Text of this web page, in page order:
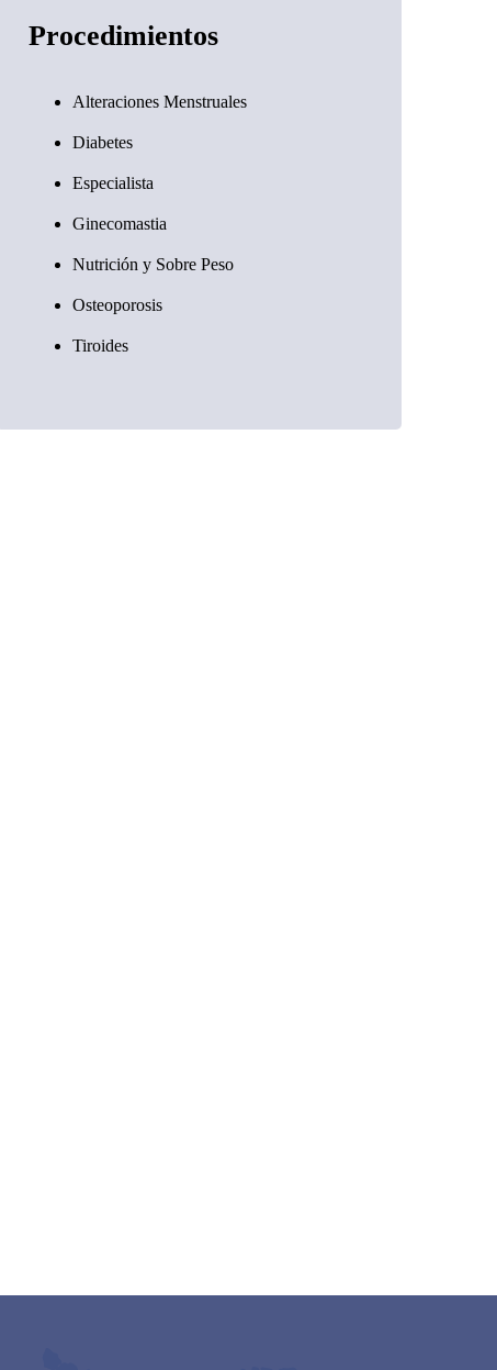
Procedimientos
Alteraciones Menstruales
Diabetes
Especialista
Ginecomastia
Nutrición y Sobre Peso
Osteoporosis
Tiroides